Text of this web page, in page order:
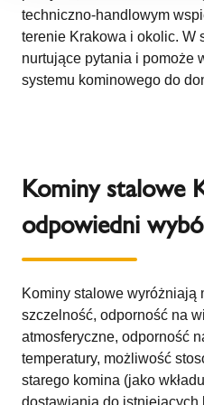
techniczno-handlowym
terenie Krakowa i okolic. W
nurtujące pytania i pomoże
systemu kominowego do
Kominy stalowe
odpowiedni
Kominy stalowe wyróżniają
szczelność, odporność na
atmosferyczne, odporność
temperatury, możliwość
starego komina (jako
dostawiania do istniejących